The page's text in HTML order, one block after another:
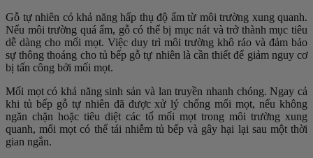
Gỗ tự nhiên có khả năng hấp thụ độ ẩm từ môi trường xung quanh.
Nếu môi trường quá ẩm, gỗ có thể bị mục nát và trở thành mục tiêu
dễ dàng cho mối mọt. Việc duy trì môi trường khô ráo và đảm bảo
sự thông thoáng cho tủ bếp gỗ tự nhiên là cần thiết để giảm nguy cơ
bị tấn công bởi mối mọt.
Mối mọt có khả năng sinh sản và lan truyền nhanh chóng. Ngay cả
khi tủ bếp gỗ tự nhiên đã được xử lý chống mối mọt, nếu không
ngăn chặn hoặc tiêu diệt các tổ mối mọt trong môi trường xung
quanh, mối mọt có thể tái nhiễm tủ bếp và gây hại lại sau một thời
gian ngắn.